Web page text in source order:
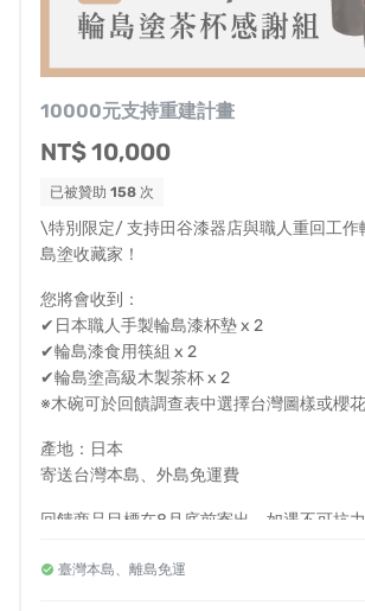
們團隊也會竭盡所能持續努力。期盼這次
2024年1月4日 田谷漆器店 災後重建專案
風險與挑戰
重建完成後，便會開始進行生產以及出貨
以及回饋商品的出貨進度也會持續更新於
谷漆器店台灣粉絲頁。
饋商品交付到大家手上，然而由於重建計
現階段仍存在許多不可控因素，商品完成
的可能性。
當您贊助此重建計畫即同意承擔此風險，
10000元支持重建計畫
NT$ 10,000
已被贊助 158 次
\特別限定/ 支持田谷漆器店與職人重回工作
島塗收藏家！
您將會收到：
✔日本職人手製輪島漆杯墊 x 2
✔輪島漆食用筷組 x 2
✔輪島塗高級木製茶杯 x 2
※木碗可於回饋調查表中選擇台灣圖樣或櫻
產地：日本
寄送台灣本島、外島免運費
回饋商品目標在8月底前寄出，如遇不可抗
臺灣本島、離島免運